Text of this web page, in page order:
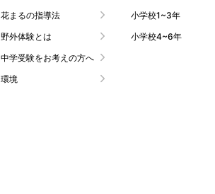
花まるの指導法
野外体験とは
中学受験をお考えの方へ
環境
小学校1~3年
小学校4~6年